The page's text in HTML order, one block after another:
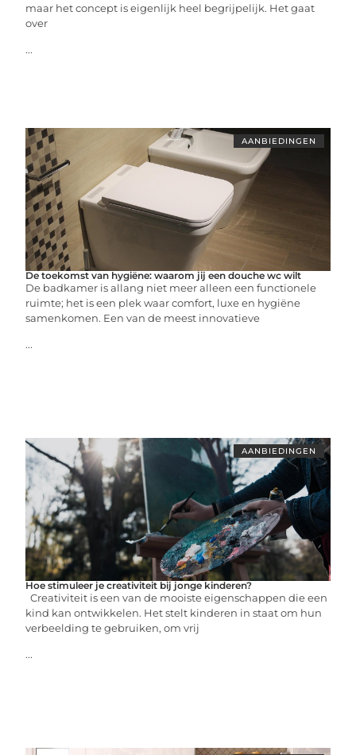
maar het concept is eigenlijk heel begrijpelijk. Het gaat
over
...
AANBIEDINGEN
De toekomst van hygiëne: waarom jij een douche wc wilt
De badkamer is allang niet meer alleen een functionele
ruimte; het is een plek waar comfort, luxe en hygiëne
samenkomen. Een van de meest innovatieve
...
AANBIEDINGEN
Hoe stimuleer je creativiteit bij jonge kinderen?
Creativiteit is een van de mooiste eigenschappen die een
kind kan ontwikkelen. Het stelt kinderen in staat om hun
verbeelding te gebruiken, om vrij
...